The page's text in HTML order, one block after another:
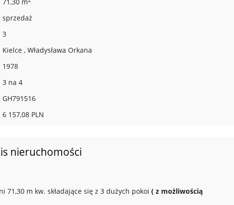
sprzedaż
3
Kielce , Władysława Orkana
1978
3 na 4
GH791516
6 157,08 PLN
nieruchomości
m kw. składające się z 3 dużych pokoi ( z możliwością